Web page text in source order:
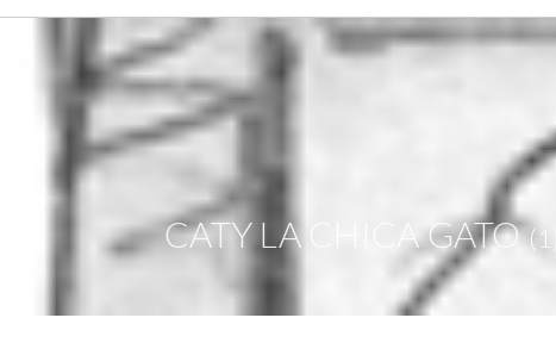
CATY LA CHICA GATO(1)